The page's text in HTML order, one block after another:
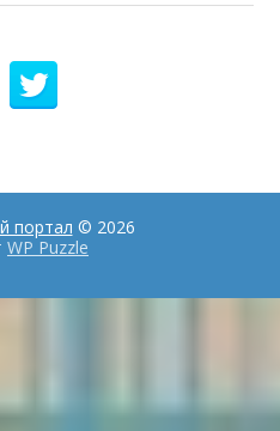
портал © 2026
WP Puzzle